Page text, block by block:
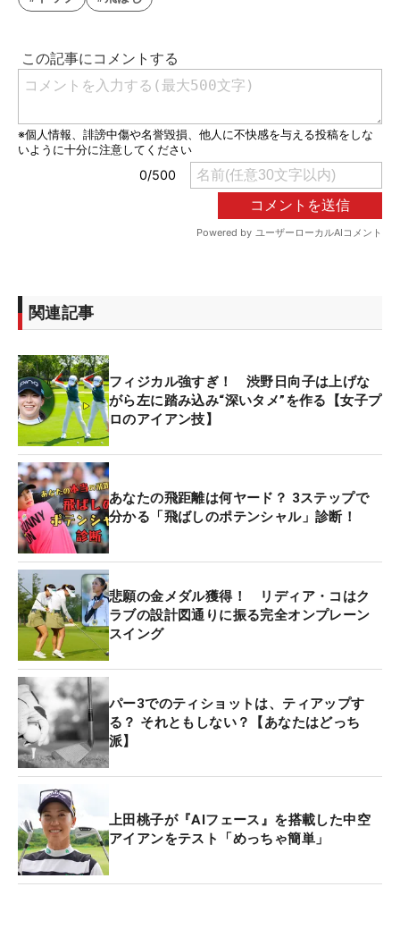
関連記事
フィジカル強すぎ！ 渋野日向子は上げな
がら左に踏み込み“深いタメ”を作る【女子プ
ロのアイアン技】
あなたの飛距離は何ヤード？ 3ステップで
分かる「飛ばしのポテンシャル」診断！
悲願の金メダル獲得！ リディア・コはク
ラブの設計図通りに振る完全オンプレーン
スイング
パー3でのティショットは、ティアップす
る？ それともしない？【あなたはどっち
派】
上田桃子が『AIフェース』を搭載した中空
アイアンをテスト「めっちゃ簡単」